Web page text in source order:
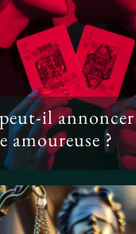
peut-il
il
amoureuse ?